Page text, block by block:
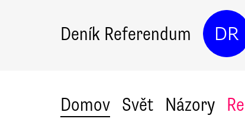
Deník Referendum DR
Domov Svět Názory